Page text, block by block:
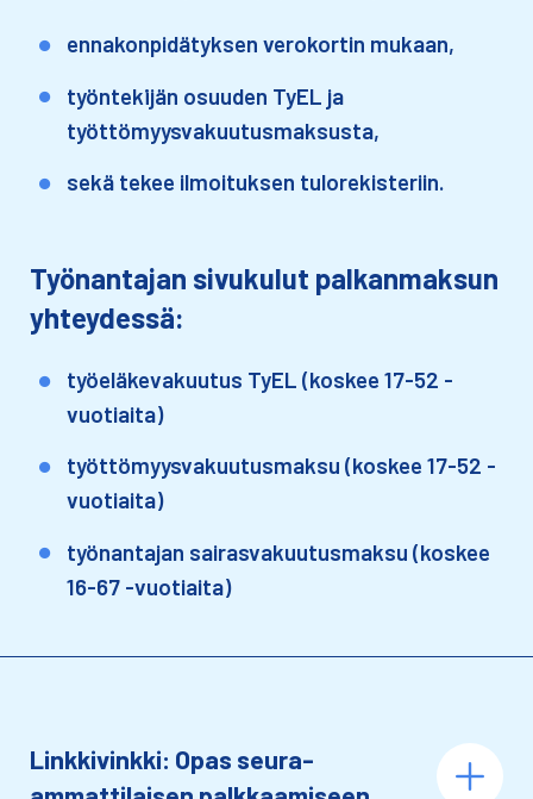
ennakonpidätyksen verokortin mukaan,
työntekijän osuuden TyEL ja
työttömyysvakuutusmaksusta,
sekä tekee ilmoituksen tulorekisteriin.
Työnantajan sivukulut palkanmaksun
yhteydessä:
työeläkevakuutus TyEL (koskee 17-52 -
vuotiaita)
työttömyysvakuutusmaksu (koskee 17-52 -
vuotiaita)
työnantajan sairasvakuutusmaksu (koskee
16-67 -vuotiaita)
Linkkivinkki: Opas seura-